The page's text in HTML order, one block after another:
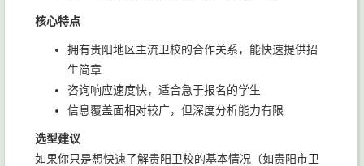
核心特点
拥有贵阳地区主流卫校的合作关系，能快速提供招
生简章
咨询响应速度快，适合急于报名的学生
信息覆盖面相对较广，但深度分析能力有限
选型建议
如果你只是想快速了解贵阳卫校的基本情况（如贵阳市卫